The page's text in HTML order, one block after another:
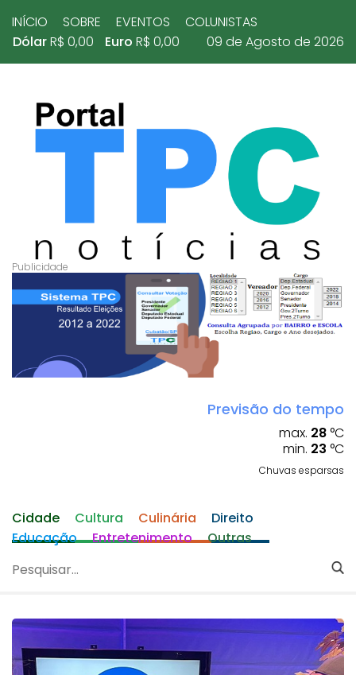
INÍCIO SOBRE EVENTOS
COLUNISTAS
DólarR$ 0,00 Euro R$ 0,00 09 de Agosto de 2026
Previsão do tempo
max. 28 °C
min. 23 °C
Chuvas esparsas
Cidade Cultura Culinária
Direito
Educação
Entretenimento Outras